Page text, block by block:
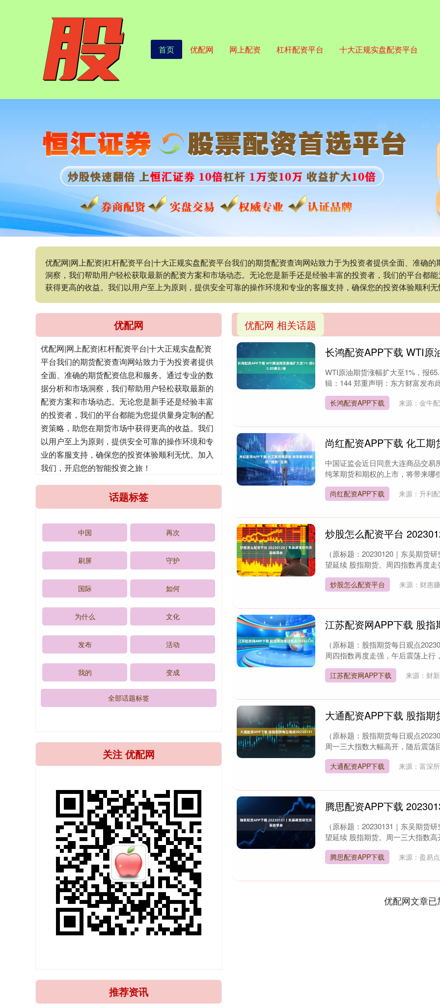
首页 优配网 网上配资 杠杆配资平台 十大正规实盘配资平台
优配网|网上配资|杠杆配资平台|十大正规实盘配资平台我们的期货配资查询网站致力于为投资者提供全面、准确
洞察，我们帮助用户轻松获取最新的配资方案和市场动态。无论您是新手还是经验丰富的投资者，我们的平台都
获得更高的收益。我们以用户至上为原则，提供安全可靠的操作环境和专业的客服支持，确保您的投资体验顺利
优配网 相关话题
长鸿配资APP下载 WTI原
WTI原油期货涨幅扩大至1%，报
辑：144 郑重声明：东方财富发布
长鸿配资APP下载 来源：金牛
尚红配资APP下载 化工期
中国证监会近日同意大连商品交易
纯苯期货和期权的上市，将带来哪
尚红配资APP下载 来源：升利
炒股怎么配资平台
（原标题：20230120｜东吴期货
望延续 股指期货。周四指数再度
炒股怎么配资平台 来源：财惠
江苏配资网APP下载 股
（原标题：股指期货每日观点
周四指数再度走强，午后震荡上行
江苏配资网APP下载 来源：财
大通配资APP下载 股指
（原标题：股指期货每日观点
周一三大指数大幅高开，随后震荡
大通配资APP下载 来源：富深
腾思配资APP下载
（原标题：20230131｜东吴期货
望延续 股指期货。周一三大指数
腾思配资APP下载 来源：盈易
优配网文章已
优配网
优配网|网上配资|杠杆配资平台|十大正规实盘配资
平台我们的期货配资查询网站致力于为投资者提供
全面、准确的期货配资信息和服务。通过专业的数
据分析和市场洞察，我们帮助用户轻松获取最新的
配资方案和市场动态。无论您是新手还是经验丰富
的投资者，我们的平台都能为您提供量身定制的配
资策略，助您在期货市场中获得更高的收益。我们
以用户至上为原则，提供安全可靠的操作环境和专
业的客服支持，确保您的投资体验顺利无忧。加入
我们，开启您的智能投资之旅！
话题标签
中国 再次
刷屏 守护
国际 如何
为什么 文化
发布 活动
我的 变成
全部话题标签
关注 优配网
推荐资讯